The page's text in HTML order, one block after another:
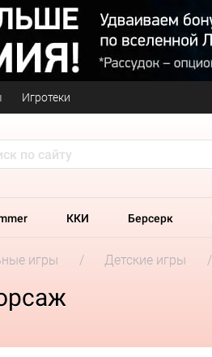
Игротеки
ККИ Берсерк
игры Детские игры